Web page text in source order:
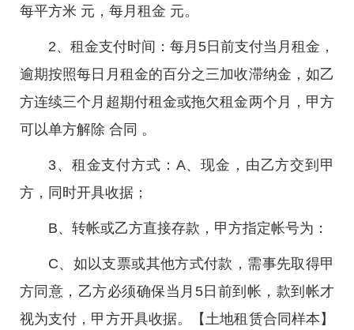
每平方米 元，每月租金 元。
2、租金支付时间：每月5日前支付当月租金，
逾期按照每日月租金的百分之三加收滞纳金，如乙
方连续三个月超期付租金或拖欠租金两个月，甲方
可以单方解除 合同 。
3、租金支付方式：A、现金，由乙方交到甲
方，同时开具收据；
B、转帐或乙方直接存款，甲方指定帐号为：
C、如以支票或其他方式付款，需事先取得甲
方同意，乙方必须确保当月5日前到帐，款到帐才
视为支付，甲方开具收据。【土地租赁合同样本】